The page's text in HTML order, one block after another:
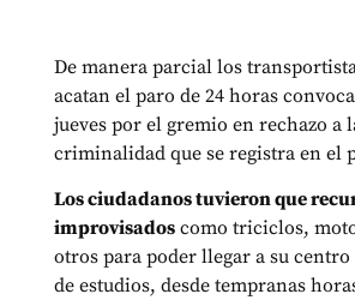
De manera parcial los
acatan el paro de 24 horas
jueves por el gremio en rechazo a
criminalidad que se registra en el
Los ciudadanos tuvieron que
improvisados como triciclos,
otros para poder llegar a su centro
de estudios, desde tempranas